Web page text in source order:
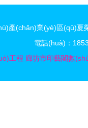
產(chǎn)業(yè)區(qū)
電話(huà)：
工程 廊坊市印藝閣數